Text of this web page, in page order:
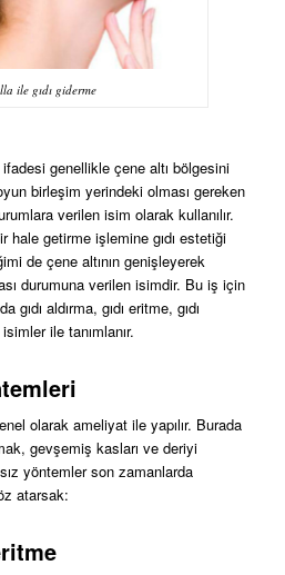
ile gıdı giderme
ifadesi genellikle çene altı bölgesini
birleşim yerindeki olması gereken
verilen isim olarak kullanılır.
hale getirme işlemine gıdı estetiği
de çene altının genişleyerek
durumuna verilen isimdir. Bu iş için
gıdı aldırma, gıdı eritme, gıdı
ile tanımlanır.
olarak ameliyat ile yapılır. Burada
gevşemiş kasları ve deriyi
yöntemler son zamanlarda
atarsak: